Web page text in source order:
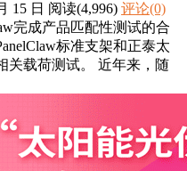
15 日 阅读(4,996) 评论(0)
完成产品匹配性测试的合
标准支架和正泰太
关载荷测试。 近年来，随